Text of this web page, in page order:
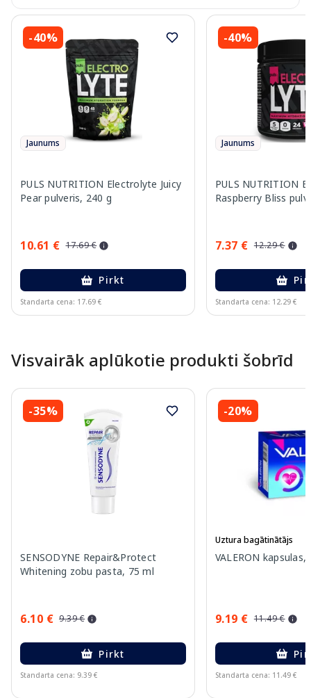
-40%
Jaunums
PULS NUTRITION Electrolyte Juicy
Pear pulveris, 240 g
10.61 € 17.69 €
Pirkt
Standarta cena: 17.69 €
-40%
Jaunums
PULS NUTRITION
Raspberry Bliss
7.37 € 12.29 €
Standarta cena: 12.29 €
Visvairāk aplūkotie produkti šobrīd
-35%
SENSODYNE Repair&Protect
Whitening zobu pasta, 75 ml
6.10 € 9.39 €
Pirkt
Standarta cena: 9.39 €
-20%
Uztura bagātinātājs
VALERON kapsulas,
9.19 € 11.49 €
Standarta cena: 11.49 €